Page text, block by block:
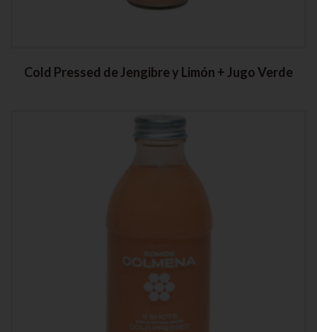
Cold Pressed de Jengibre y Limón + Jugo Verde